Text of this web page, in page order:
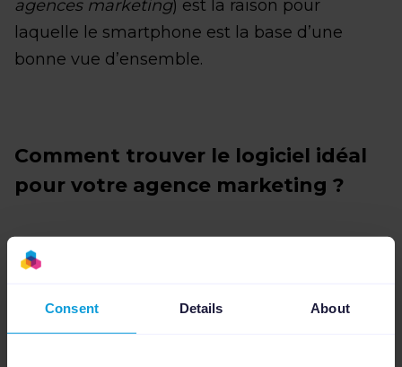
Consent Details About
agences marketing) est la raison pour
laquelle le smartphone est la base d’une
bonne vue d’ensemble.
Comment trouver le logiciel idéal
pour votre agence marketing ?